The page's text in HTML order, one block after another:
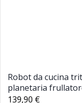
Robot da cucina
planetaria
139,90 €